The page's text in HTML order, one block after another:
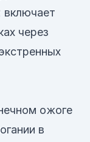
включает
через
ожоге
в